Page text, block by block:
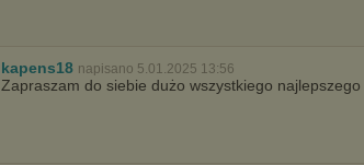
kapens18 napisano 5.01.2025 13:56
Zapraszam do siebie dużo wszystkiego najlepszego